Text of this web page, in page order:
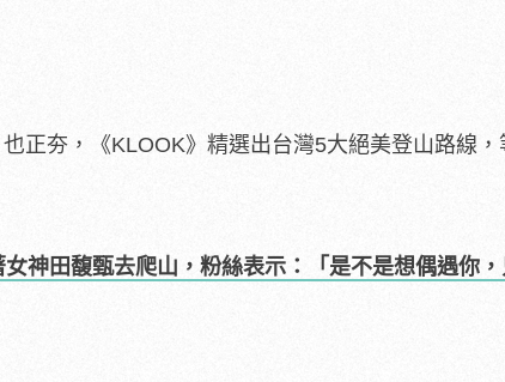
正夯，《KLOOK》精選出台灣5大絕美登山路線
神田馥甄去爬山，粉絲表示：「是不是想偶遇你